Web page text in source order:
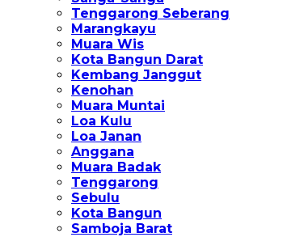
Tenggarong Seberang
Marangkayu
Muara Wis
Kota Bangun Darat
Kembang Janggut
Kenohan
Muara Muntai
Loa Kulu
Loa Janan
Anggana
Muara Badak
Tenggarong
Sebulu
Kota Bangun
Samboja Barat